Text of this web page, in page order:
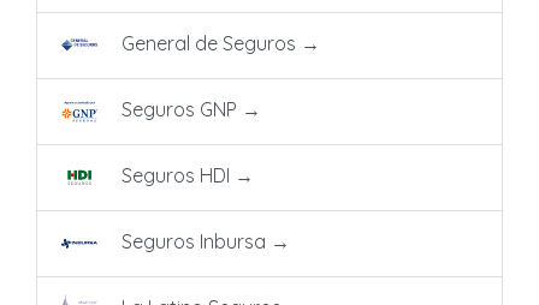
General de Seguros →
Seguros GNP →
Seguros HDI →
Seguros Inbursa →